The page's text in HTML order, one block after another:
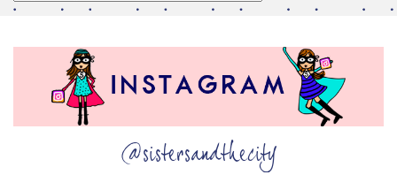
@sistersandthecity